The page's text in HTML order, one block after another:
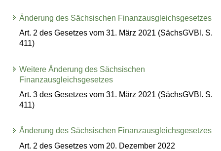
Änderung des Sächsischen Finanzausgleichsgesetzes
Art. 2 des Gesetzes vom 31. März 2021 (SächsGVBl. S.
411)
Weitere Änderung des Sächsischen
Finanzausgleichsgesetzes
Art. 3 des Gesetzes vom 31. März 2021 (SächsGVBl. S.
411)
Änderung des Sächsischen Finanzausgleichsgesetzes
Art. 2 des Gesetzes vom 20. Dezember 2022